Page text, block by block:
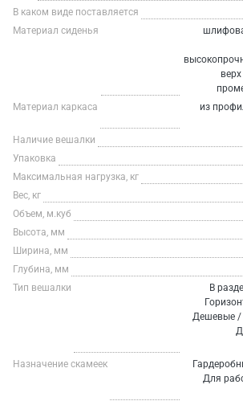
В каком виде поставляется
Материал сиденья
Материал каркаса
из
Наличие вешалки
Упаковка
Максимальная нагрузка, кг
Вес, кг
Объем, м.куб
Высота, мм
Ширина, мм
Глубина, мм
Тип вешалки
В
Дешевые /
Назначение скамеек
Для